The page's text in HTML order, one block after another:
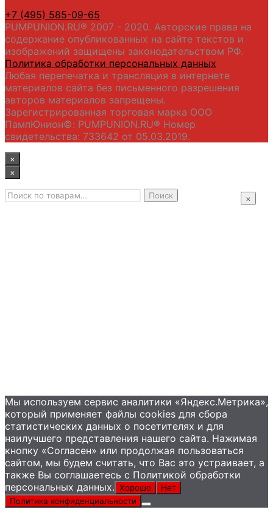
+7 (495) 585-09-65
PUMPUNION.RU® 2007 - 2020. Авторские права на
содержание опубликованных на сайте текстов и
изображений защищены законодательством РФ.
Политика обработки персональных данных
Любая перепечатка и трансляция в интернете
материалов сайта без письменного разрешения
авторов материалов запрещены.
Зарегистрированная торговая марка ООО
ПампЮнион©: PUMPUNION.RU® Номер
свидетельства: 733642 от 05.03.2019.
×
×
Главная
×
Искать: Поиск
Мы используем сервис аналитики «Яндекс.Метрика»,
который применяет файлы сookies для сбора
статистических данных о посетителях и для
наилучшего представления нашего сайта. Нажимая
кнопку «Согласен» или продолжая пользоваться
сайтом, мы будем считать, что Вас это устраивает, а
также Вы соглашаетесь с Политикой обработки
персональных данных. Хорошо
Нет
Политика конфиденциальности